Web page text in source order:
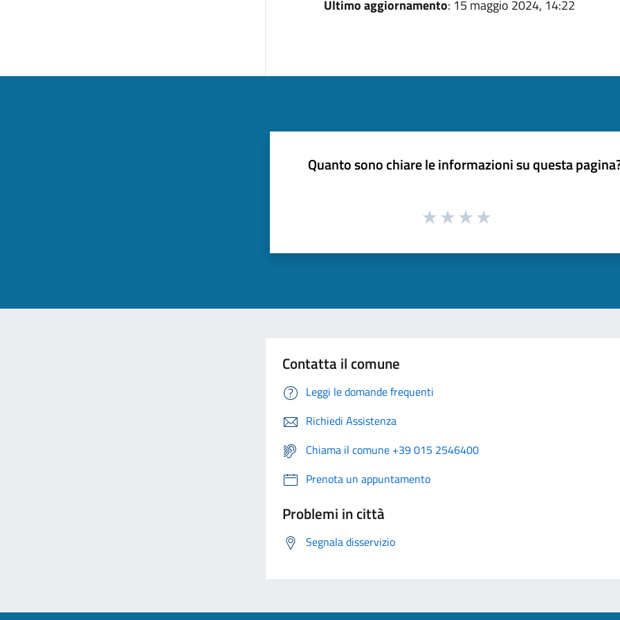
Ultimo aggiornamento: 15 maggio 2024, 14:22
Quanto sono chiare le informazioni su questa
Contatta il comune
Leggi le domande frequenti
Richiedi Assistenza
Chiama il comune +39 015 2546400
Prenota un appuntamento
Problemi in città
Segnala disservizio